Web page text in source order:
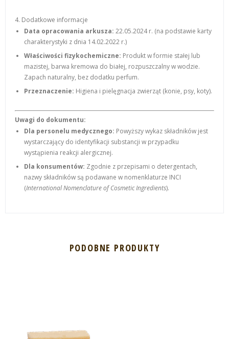
4. Dodatkowe informacje
Data opracowania arkusza: 22.05.2024 r. (na podstawie karty
charakterystyki z dnia 14.02.2022 r.)
Właściwości fizykochemiczne: Produkt w formie stałej lub
mazistej, barwa kremowa do białej, rozpuszczalny w wodzie.
Zapach naturalny, bez dodatku perfum.
Przeznaczenie: Higiena i pielęgnacja zwierząt (konie, psy, koty).
Uwagi do dokumentu:
Dla personelu medycznego: Powyższy wykaz składników jest
wystarczający do identyfikacji substancji w przypadku
wystąpienia reakcji alergicznej.
Dla konsumentów: Zgodnie z przepisami o detergentach,
nazwy składników są podawane w nomenklaturze INCI
(International Nomenclature of Cosmetic Ingredients).
PODOBNE PRODUKTY